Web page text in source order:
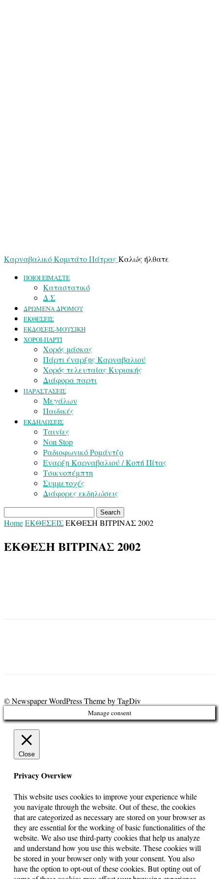
Καρναβαλικό Κομιτάτο Πάτρας Καλώς ήλθατε
ΠΟΙΟΙ ΕΙΜΑΣΤΕ
Καταστατικό
Δ.Σ
ΔΡΩΜΕΝΑ ΔΡΟΜΟΥ
ΕΚΘΕΣΕΙΣ
ΕΚΔΟΣΕΙΣ-ΜΟΥΣΙΚΗ
ΧΟΡΟΙ-ΠΑΡΤΙ
Χορός μάσκας
Πάρτι έναρξης Καρναβαλιού
Χορός τελευταίας Κυριακής
Διάφορα παρτι
ΠΑΡΑΣΤΑΣΕΙΣ
Μεγάλων
Παιδικές
ΕΚΔΗΛΩΣΕΙΣ
Ταινίες
Non Stop
Ραδιοφωνικό Ρομάντζο
Εναρξη Καρναβαλιού / Κοπή Πίτας
Τσικνοπέμπτη
Συμμετοχές
Διάφορες εκδηλώσεις
HomeΕΚΘΕΣΕΙΣΕΚΘΕΣΗ ΒΙΤΡΙΝΑΣ 2002
ΕΚΘΕΣΗ ΒΙΤΡΙΝΑΣ 2002
© Newspaper WordPress Theme by TagDiv
Manage consent
Close
Privacy Overview
This website uses cookies to improve your experience while
you navigate through the website. Out of these, the cookies
that are categorized as necessary are stored on your browser as
they are essential for the working of basic functionalities of the
website. We also use third-party cookies that help us analyze
and understand how you use this website. These cookies will
be stored in your browser only with your consent. You also
have the option to opt-out of these cookies. But opting out of